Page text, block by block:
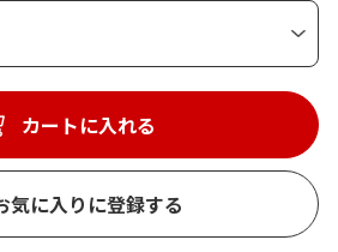
カートに入れる
気に入りに登録する